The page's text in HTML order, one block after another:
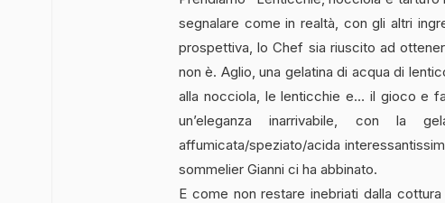
segnalare come in realtà, con gli altri
prospettiva, lo Chef sia riuscito ad
non è. Aglio, una gelatina di acqua di
alla nocciola, le lenticchie e… il gioco e
un’eleganza inarrivabile, con la
affumicata/speziato/acida
sommelier Gianni ci ha abbinato.
E come non restare inebriati dalla